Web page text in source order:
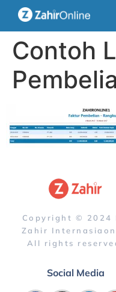
Contoh
Copyright © 2024
Zahir
All rights
Social Media